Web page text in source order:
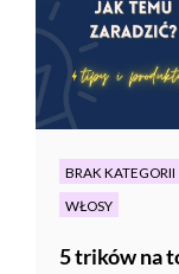
BRAK KATEGORII
WŁOSY
5 trików na